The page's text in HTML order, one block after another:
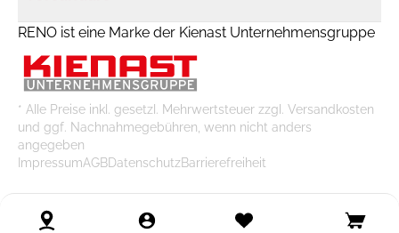
RENO ist eine Marke der Kienast Unternehmensgruppe
* Alle Preise inkl. gesetzl. Mehrwertsteuer zzgl. Versandkosten
und ggf. Nachnahmegebühren, wenn nicht anders
angegeben
ImpressumAGBDatenschutzBarrierefreiheit